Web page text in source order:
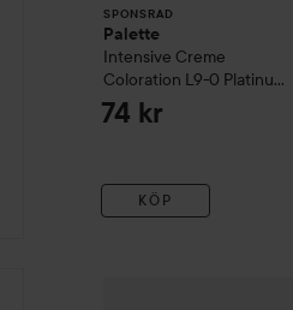
SPONSRAD
Palette
Intensive Creme
Coloration L9-0 Platinum
Blonde
74 kr
KÖP